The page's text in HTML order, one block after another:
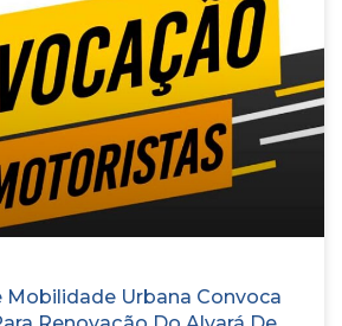
Mobilidade Urbana Convoca